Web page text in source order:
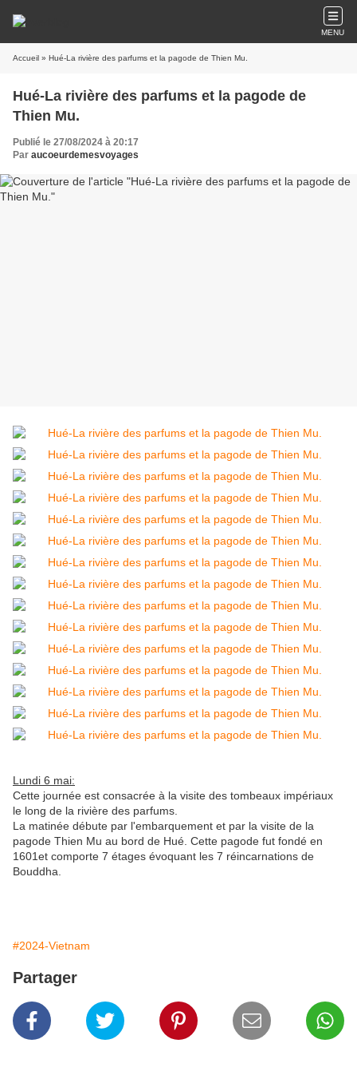
MENU
Accueil » Hué-La rivière des parfums et la pagode de Thien Mu.
Hué-La rivière des parfums et la pagode de
Thien Mu.
Publié le 27/08/2024 à 20:17
Par aucoeurdemesvoyages
Lundi 6 mai:
Cette journée est consacrée à la visite des tombeaux impériaux
le long de la rivière des parfums.
La matinée débute par l'embarquement et par la visite de la
pagode Thien Mu au bord de Hué. Cette pagode fut fondé en
1601et comporte 7 étages évoquant les 7 réincarnations de
Bouddha.
#2024-Vietnam
Partager